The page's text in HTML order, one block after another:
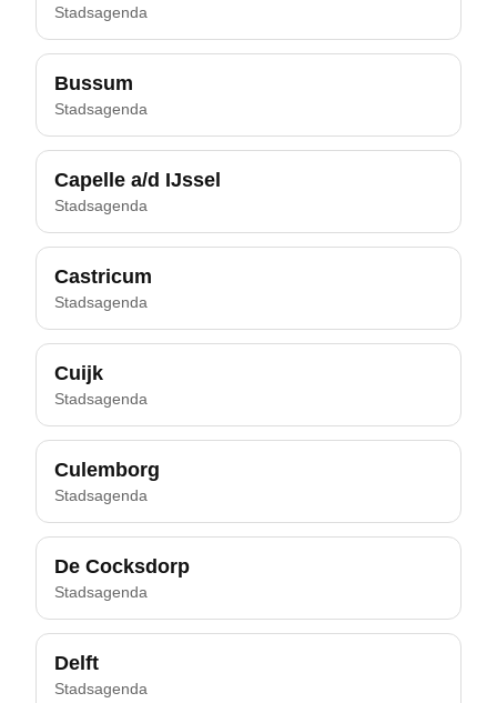
Stadsagenda
Bussum
Stadsagenda
Capelle a/d IJssel
Stadsagenda
Castricum
Stadsagenda
Cuijk
Stadsagenda
Culemborg
Stadsagenda
De Cocksdorp
Stadsagenda
Delft
Stadsagenda